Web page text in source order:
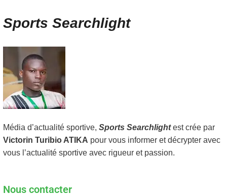
Sports Searchlight
Média d’actualité sportive, Sports Searchlightest crée par
Victorin Turibio ATIKA pour vous informer et décrypter avec
vous l’actualité sportive avec rigueur et passion.
Nous contacter